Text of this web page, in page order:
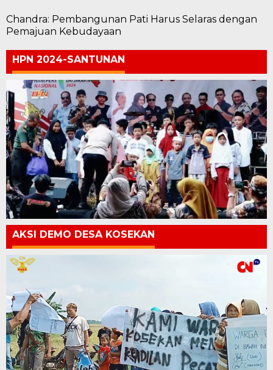
Chandra: Pembangunan Pati Harus Selaras dengan
Pemajuan Kebudayaan
HPN 2024-SANTUNAN
AKSI DEMO DESA KOSEKAN